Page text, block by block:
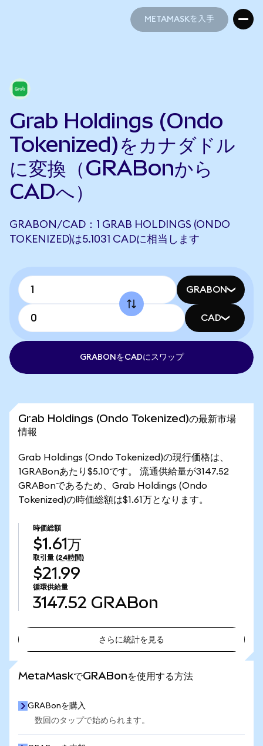
METAMASKを入手
Grab Holdings (Ondo
Tokenized)をカナダドル
に変換（GRABonから
CADへ）
GRABON/CAD：1 GRAB HOLDINGS (ONDO
TOKENIZED)は5.1031 CADに相当します
GRABON
CAD
GRABONをCADにスワップ
Grab Holdings (Ondo Tokenized)の最新市場
情報
Grab Holdings (Ondo Tokenized)の現行価格は、
1GRABonあたり$5.10です。 流通供給量が3147.52
GRABonであるため、Grab Holdings (Ondo
Tokenized)の時価総額は$1.61万となります。
時価総額
$1.61万
取引量 (24時間)
$21.99
循環供給量
3147.52 GRABon
さらに統計を見る
MetaMaskでGRABonを使用する方法
GRABonを購入
数回のタップで始められます。